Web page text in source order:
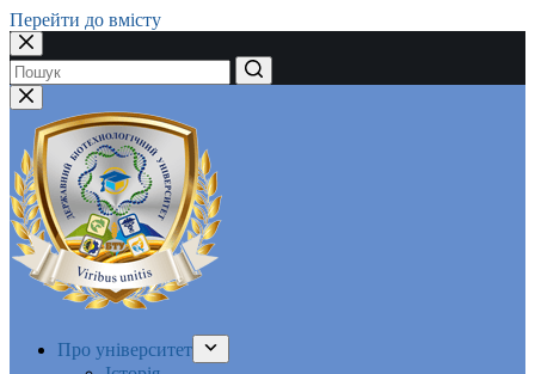
Перейти до вмісту
Немає
результатів
Про університет